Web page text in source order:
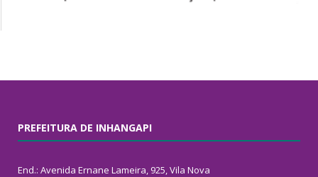
PREFEITURA DE INHANGAPI
End.: Avenida Ernane Lameira, 925, Vila Nova